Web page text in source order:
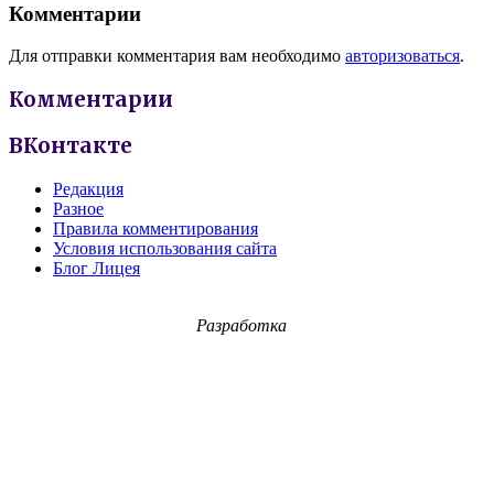
Комментарии
Для отправки комментария вам необходимо авторизоваться.
Комментарии
ВКонтакте
Редакция
Разное
Правила комментирования
Условия использования сайта
Блог Лицея
Разработка